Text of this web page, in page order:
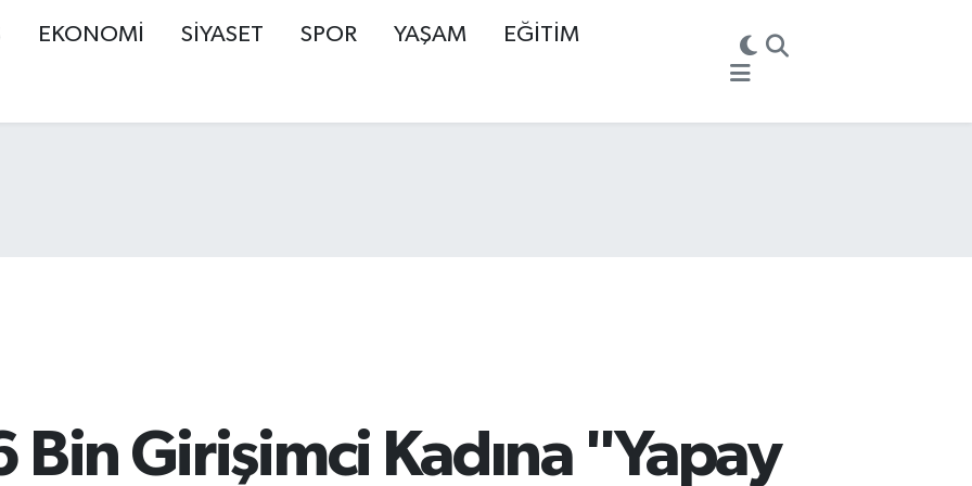
EKONOMİ SİYASET SPOR YAŞAM EĞİTİM
Bin Girişimci Kadına "Yapay